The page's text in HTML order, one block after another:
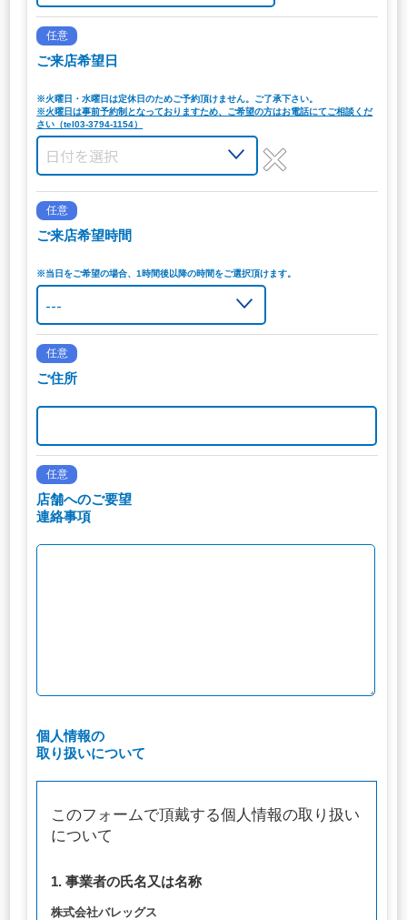
任意
ご来店希望日
※火曜日・水曜日は定休日のためご予約頂けません。ご了承下さい。
※火曜日は事前予約制となっておりますため、ご希望の方はお電話にてご相談くだ
さい（tel03-3794-1154）
任意
ご来店希望時間
※当日をご希望の場合、1時間後以降の時間をご選択頂けます。
任意
ご住所
任意
店舗へのご要望
連絡事項
個人情報の
取り扱いについて
このフォームで頂戴する個人情報の取り扱い
について
1. 事業者の氏名又は名称
株式会社バレッグス